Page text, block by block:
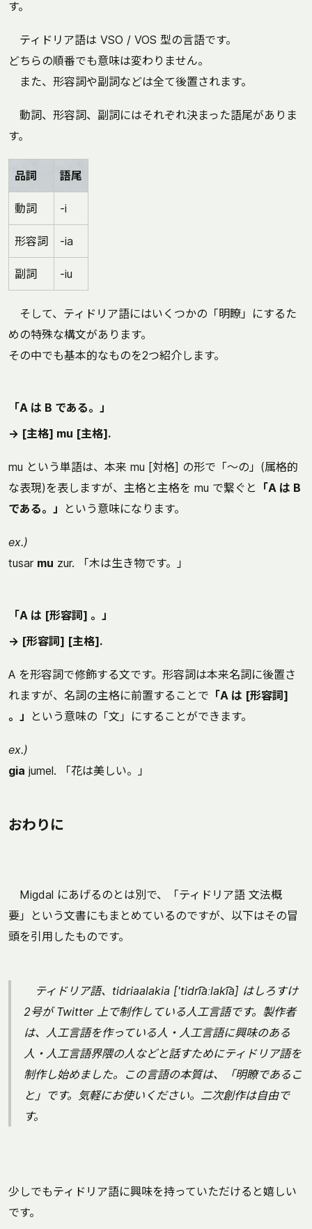
す。
ティドリア語は VSO / VOS 型の言語です。
どちらの順番でも意味は変わりません。
また、形容詞や副詞などは全て後置されます。
動詞、形容詞、副詞にはそれぞれ決まった語尾がありま
す。
品詞 語尾
動詞 -i
形容詞 -ia
副詞 -iu
そして、ティドリア語にはいくつかの「明瞭」にするた
めの特殊な構文があります。
その中でも基本的なものを2つ紹介します。
「A は B である。」
→ [主格] mu [主格].
mu という単語は、本来 mu [対格] の形で「〜の」(属格的
な表現)を表しますが、主格と主格を mu で繋ぐと
「A は B
である。」
という意味になります。
ex.)
tusar mu zur. 「木は生き物です。」
「A は [形容詞] 。」
→ [形容詞] [主格].
A を形容詞で修飾する文です。形容詞は本来名詞に後置さ
れますが、名詞の主格に前置することで 「A は [形容詞]
。」
という意味の「文」にすることができます。
ex.)
gia jumel. 「花は美しい。」
おわりに
Migdal にあげるのとは別で、「ティドリア語 文法概
要」という文書にもまとめているのですが、以下はその冒
頭を引用したものです。
ティドリア語、tidriaalakia ['tidri͡aːlaki͡a] はしろすけ
2号が Twitter 上で制作している人工言語です。製作者
は、人工言語を作っている人・人工言語に興味のある
人・人工言語界隈の人などと話すためにティドリア語を
制作し始めました。この言語の本質は、「明瞭であるこ
と」です。気軽にお使いください。二次創作は自由で
す。
少しでもティドリア語に興味を持っていただけると嬉しい
です。